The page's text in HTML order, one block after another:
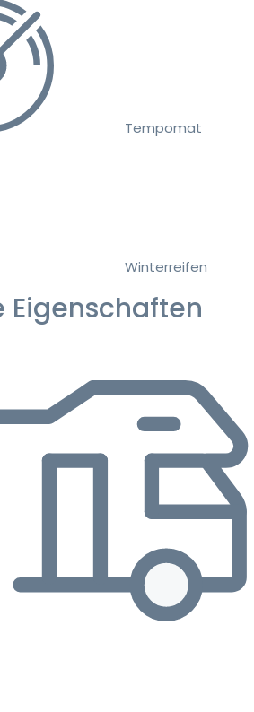
Tempomat
Winterreifen
Eigenschaften